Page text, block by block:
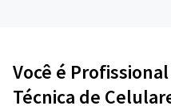
Você é
Técnica de